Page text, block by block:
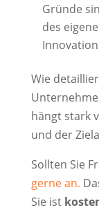
Gründe
des
Wie
hängt stark
und der
Sollten Sie
gerne an.
Sie ist